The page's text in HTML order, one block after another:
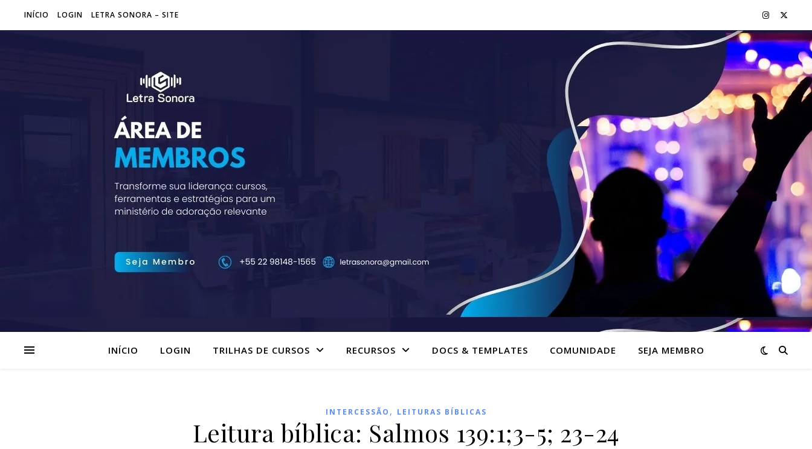
INÍCIO LOGIN LETRA SONORA – SITE
INÍCIO LOGIN TRILHAS DE CURSOS RECURSOS DOCS & TEMPLATES COMUNIDADE SEJA MEMBRO
INTERCESSÃO , LEITURAS BÍBLICAS
Leitura bíblica: Salmos 139:1;3-5; 23-24